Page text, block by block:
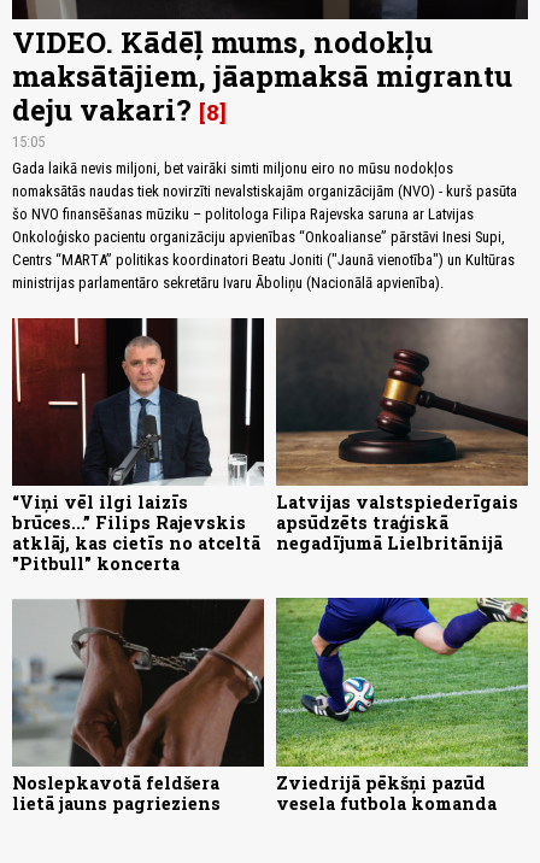
VIDEO. Kādēļ mums, nodokļu
maksātājiem, jāapmaksā migrantu
deju vakari? 8
15:05
Gada laikā nevis miljoni, bet vairāki simti miljonu eiro no mūsu nodokļos
nomaksātās naudas tiek novirzīti nevalstiskajām organizācijām (NVO) - kurš pasūta
šo NVO finansēšanas mūziku – politologa Filipa Rajevska saruna ar Latvijas
Onkoloģisko pacientu organizāciju apvienības “Onkoalianse” pārstāvi Inesi Supi,
Centrs “MARTA” politikas koordinatori Beatu Joniti ("Jaunā vienotība") un Kultūras
ministrijas parlamentāro sekretāru Ivaru Āboliņu (Nacionālā apvienība).
“Viņi vēl ilgi laizīs
brūces...” Filips Rajevskis
atklāj, kas cietīs no atceltā
"Pitbull" koncerta
Latvijas valstspiederīgais
apsūdzēts traģiskā
negadījumā Lielbritānijā
Noslepkavotā feldšera
lietā jauns pagrieziens
Zviedrijā pēkšņi pazūd
vesela futbola komanda